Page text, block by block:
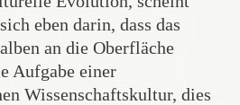
eben darin, dass das
an die Oberfläche
Aufgabe einer
Wissenschaftskultur, dies